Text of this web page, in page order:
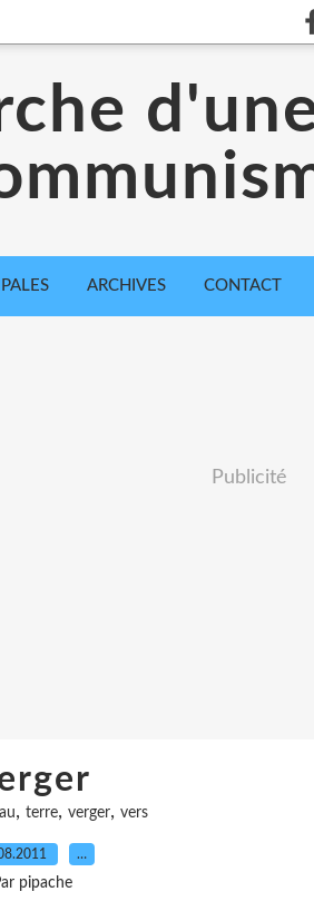
ARCHIVES CONTACT
Publicité
, terre, verger, vers
…
pipache